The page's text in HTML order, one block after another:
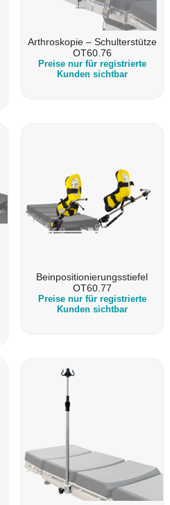
Arthroskopie – Schulterstütze
OT60.76
Preise nur für registrierte
Kunden sichtbar
Beinpositionierungsstiefel
OT60.77
Preise nur für registrierte
Kunden sichtbar